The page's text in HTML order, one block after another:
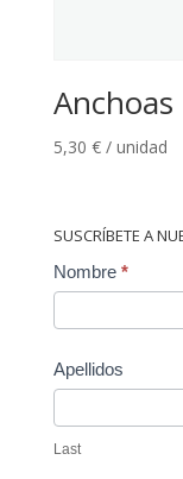
5,30 € / unidad
SUSCRÍBETE A
Contact
Nombre *
Apellidos
Last